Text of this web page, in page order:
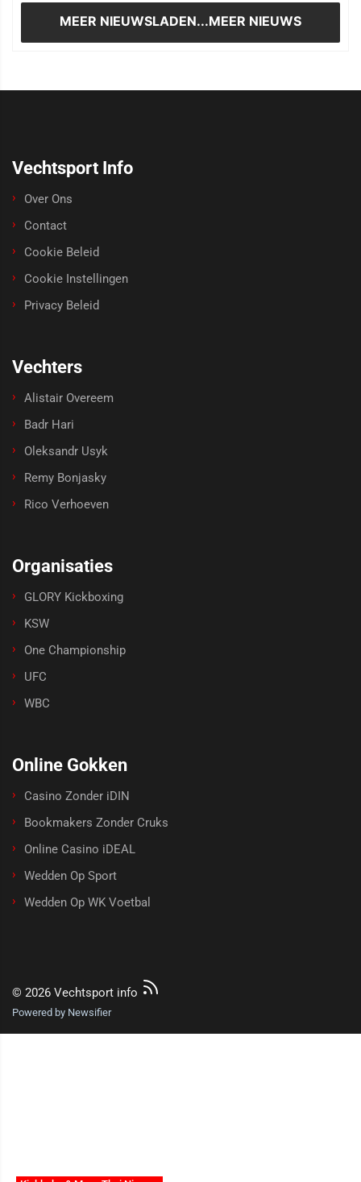
MEER NIEUWSLADEN...MEER NIEUWS
Vechtsport Info
Over Ons
Contact
Cookie Beleid
Cookie Instellingen
Privacy Beleid
Vechters
Alistair Overeem
Badr Hari
Oleksandr Usyk
Remy Bonjasky
Rico Verhoeven
Organisaties
GLORY Kickboxing
KSW
One Championship
UFC
WBC
Online Gokken
Casino Zonder iDIN
Bookmakers Zonder Cruks
Online Casino iDEAL
Wedden Op Sport
Wedden Op WK Voetbal
© 2026 Vechtsport info
Powered by Newsifier